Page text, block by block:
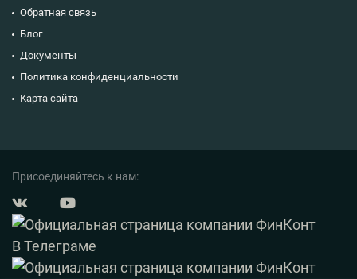
Обратная связь
Блог
Документы
Политика конфиденциальности
Карта сайта
Присоединяйтесь к нам: